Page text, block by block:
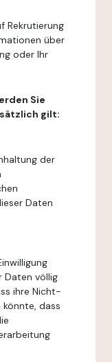
Rekrutierung
über
oder Ihr
Sie
gilt:
der
Daten
Daten völlig
ihre Nicht-
dass